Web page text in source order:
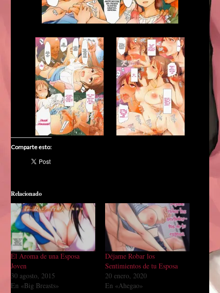
Comparte esto:
Relacionado
El Aroma de una Esposa
Joven
30 agosto, 2015
En «Big Breasts»
Déjame Robar los
Sentimientos de tu Esposa
20 enero, 2020
En «Ahegao»